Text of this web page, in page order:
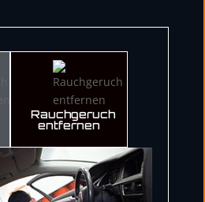
Rauchgeruch
entfernen